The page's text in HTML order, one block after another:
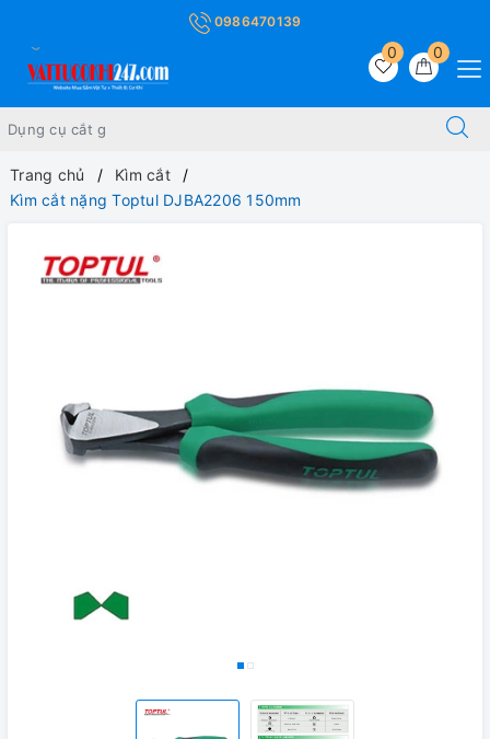
0986470139
0
0
Trang chủ
Kìm cắt
Kìm cắt nặng Toptul DJBA2206 150mm